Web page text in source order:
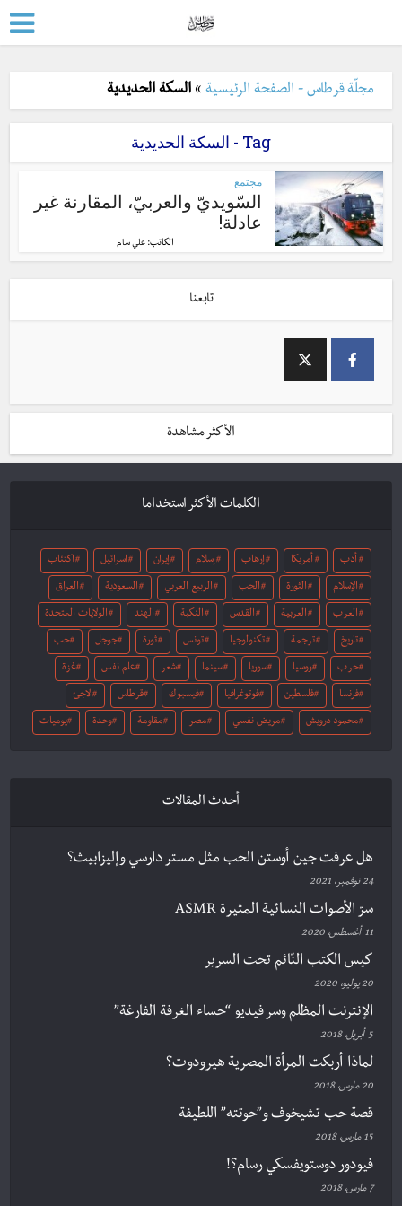
مجلّة قرطاس - الصفحة الرئيسية »السكة الحديدية
Tag - السكة الحديدية
مجتمع
السّويديّ والعربيّ، المقارنة غير
عادلة!
الكاتب:علي سام
تابعنا
الأكثر مشاهدة
الكلمات الأكثر استخداما
أدب أمريكا إرهاب إسلام إيران اسرائيل اكتئاب
الإسلام الثورة الحب الربيع العربي السعودية العراق
العرب العربية القدس النكبة الهند الولايات المتحدة
تاريخ ترجمة تكنولوجيا تونس ثورة جوجل حب
حرب روسيا سوريا سينما شعر علم نفس غزة
فرنسا فلسطين فوتوغرافيا فيسبوك قرطاس لاجئ
محمود درويش مريض نفسي مصر مقاومة وحدة يوميات
أحدث المقالات
هل عرفت جين أوستن الحب مثل مستر دارسي وإليزابيث؟
24 نوفمبر، 2021
سرّ الأصوات النسائية المثيرة ASMR
11 أغسطس، 2020
كيس الكتب النّائم تحت السرير
20 يوليو، 2020
الإنترنت المظلم وسر فيديو “حساء الغرفة الفارغة”
5 أبريل، 2018
لماذا أربكت المرأة المصرية هيرودوت؟
20 مارس، 2018
قصة حب تشيخوف و”حوتته” اللطيفة
15 مارس، 2018
فيودور دوستويفسكي رسام؟!
7 مارس، 2018